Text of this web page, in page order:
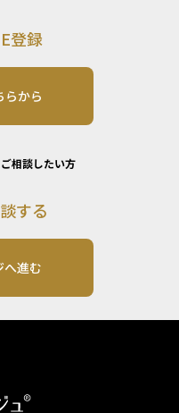
登録
らから
相談したい方
する
へ進む